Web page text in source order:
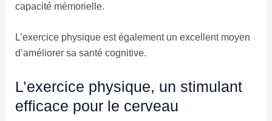
capacité mémorielle.
L’exercice physique est également un excellent moyen
d’améliorer sa santé cognitive.
L’exercice physique, un stimulant
efficace pour le cerveau